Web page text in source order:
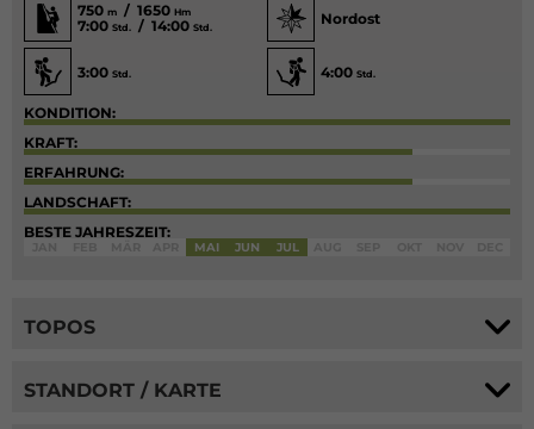
750 m / 1650 Hm
7:00 Std. / 14:00 Std.
Nordost
3:00 Std. 4:00 Std.
KONDITION:
KRAFT:
ERFAHRUNG:
LANDSCHAFT:
BESTE JAHRESZEIT:
MAI JUN JUL
TOPOS
STANDORT / KARTE